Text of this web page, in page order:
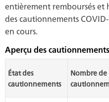
entièrement remboursés et
des cautionnements
en cours.
Aperçu des
État des
cautionnements
Nombre de